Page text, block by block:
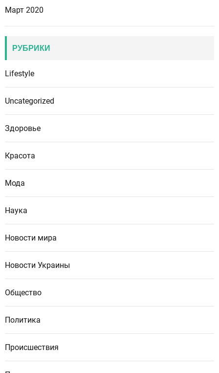
Март 2020
РУБРИКИ
Lifestyle
Uncategorized
Здоровье
Красота
Мода
Наука
Новости мира
Новости Украины
Общество
Политика
Происшествия